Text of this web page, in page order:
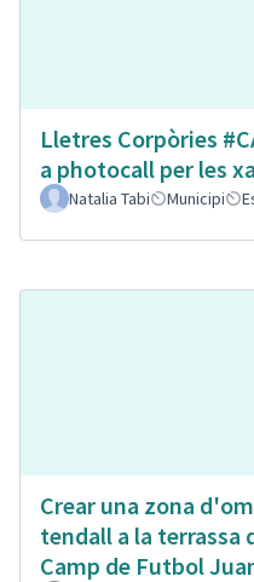
Lletres Corpòries
a photocall per les
Natalia Tabi Municipi
Crear una zona
tendall a la terrassa
Camp de Futbol